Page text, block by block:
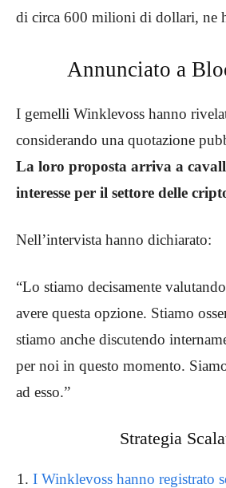
di circa 600 milioni di dollari, ne
Annunciato a
I gemelli Winklevoss hanno
considerando una quotazione
La loro proposta arriva a
interesse per il settore delle
Nell’intervista hanno dichiarato:
“Lo stiamo decisamente
avere questa opzione. Stiamo
stiamo anche discutendo
per noi in questo momento.
ad esso.”
Strategia
I Winklevoss hanno registrato